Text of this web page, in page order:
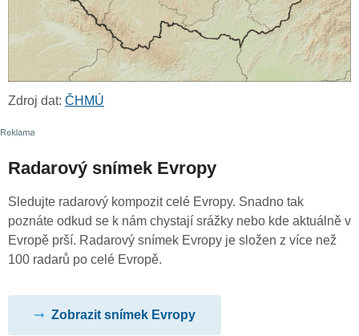
Zdroj dat: ČHMÚ
Radarový snímek Evropy
Sledujte radarový kompozit celé Evropy. Snadno tak
poznáte odkud se k nám chystají srážky nebo kde aktuálně v
Evropě prší. Radarový snímek Evropy je složen z více než
100 radarů po celé Evropě.
Zobrazit snímek Evropy